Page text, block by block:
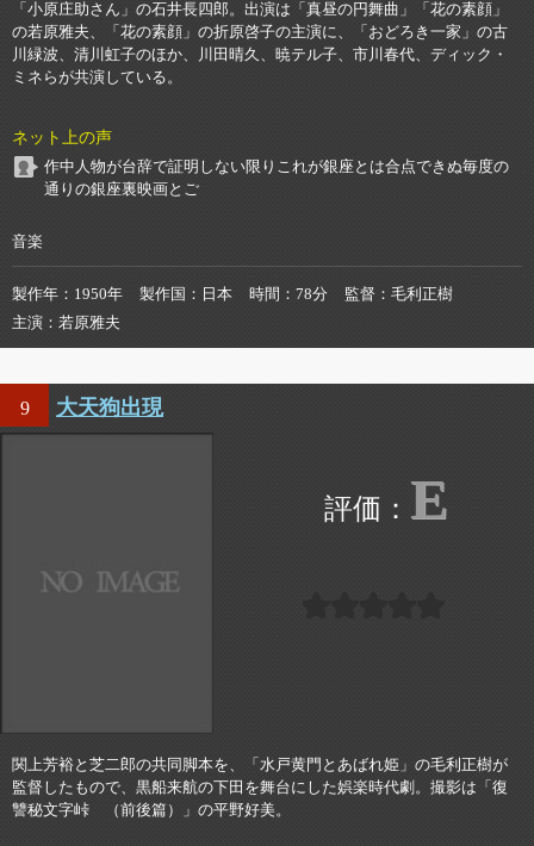
「小原庄助さん」の石井長四郎。出演は「真昼の円舞曲」「花の素顔」
の若原雅夫、「花の素顔」の折原啓子の主演に、「おどろき一家」の古
川緑波、清川虹子のほか、川田晴久、暁テル子、市川春代、ディック・
ミネらが共演している。
ネット上の声
作中人物が台辞で証明しない限りこれが銀座とは合点できぬ毎度の
通りの銀座裏映画とご
音楽
製作年 1950年 製作国 日本 時間 78分 監督
毛利正樹
主演
若原雅夫
9 大天狗出現
E
関上芳裕と芝二郎の共同脚本を、「水戸黄門とあばれ姫」の毛利正樹が
監督したもので、黒船来航の下田を舞台にした娯楽時代劇。撮影は「復
讐秘文字峠 （前後篇）」の平野好美。